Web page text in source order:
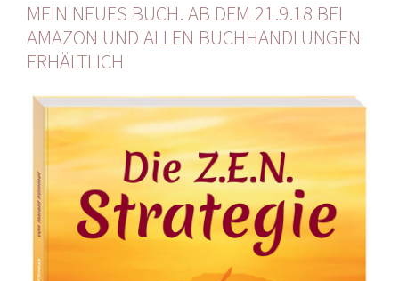
MEIN NEUES BUCH. AB DEM 21.9.18 BEI
AMAZON UND ALLEN BUCHHANDLUNGEN
ERHÄLTLICH